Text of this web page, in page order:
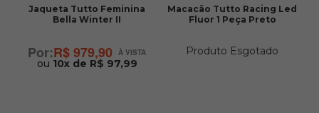
Jaqueta Tutto Feminina
Bella Winter II
R$ 979,90
ou 10x de R$ 97,99
Macacão Tutto Racing Led
Fluor 1 Peça Preto
Produto Esgotado